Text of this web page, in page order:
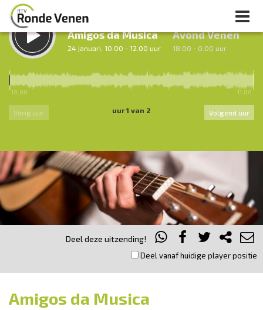
LUISTER TERUG:
Amigos da Musica
24 januari, 10.00 - 12.00 uur
Avond Venen
18.00 - 0.00 uur
10.00 11.00
Vorig uur uur 1 van 2 Volgend uur
Deel deze uitzending!
Deel vanaf huidige player positie
Amigos da Musica